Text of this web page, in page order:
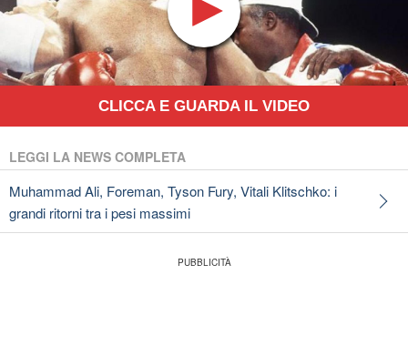
CLICCA E GUARDA IL VIDEO
LEGGI LA NEWS COMPLETA
Muhammad Ali, Foreman, Tyson Fury, Vitali Klitschko: i
grandi ritorni tra i pesi massimi